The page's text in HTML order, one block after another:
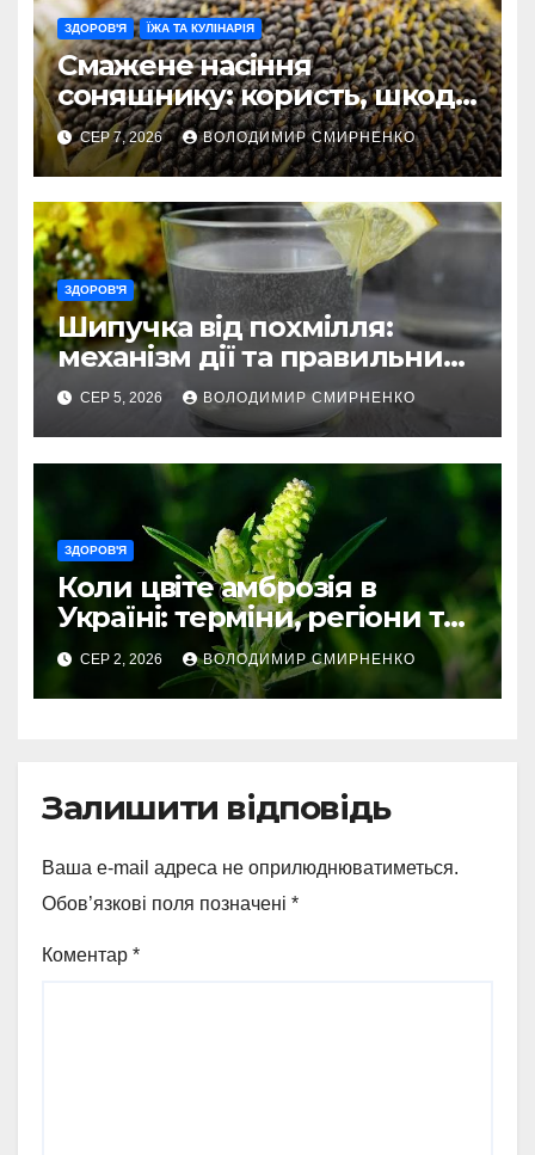
ЗДОРОВ'Я ЇЖА ТА КУЛІНАРІЯ
Смажене насіння
соняшнику: користь, шкода
та секрети приготування
СЕР 7, 2026 ВОЛОДИМИР СМИРНЕНКО
ЗДОРОВ'Я
Шипучка від похмілля:
механізм дії та правильний
вибір
СЕР 5, 2026 ВОЛОДИМИР СМИРНЕНКО
ЗДОРОВ'Я
Коли цвіте амброзія в
Україні: терміни, регіони та
ризики
СЕР 2, 2026 ВОЛОДИМИР СМИРНЕНКО
Залишити відповідь
Ваша e-mail адреса не оприлюднюватиметься.
Обов’язкові поля позначені *
Коментар *